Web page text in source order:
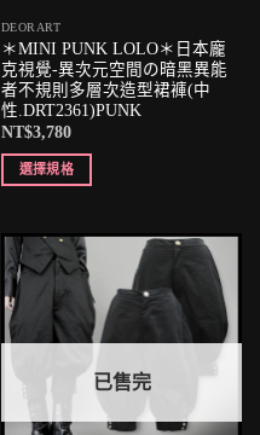
DEORART
＊MINI PUNK LOLO＊日本龐
克視覺-異次元空間の暗黑異能
者不規則多層次造型裙褲(中
性.DRT2361)PUNK
NT$3,780
選擇規格
已售完